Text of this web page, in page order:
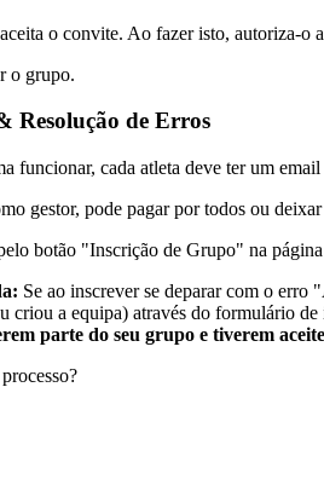
o convite. Ao fazer isto, autoriza-o
o grupo.
Resolução de Erros
funcionar, cada atleta deve ter um
gestor, pode pagar por todos ou
botão "Inscrição de Grupo" na
Se ao inscrever se deparar com o erro
criou a equipa) através do formulário
parte do seu grupo e tiverem